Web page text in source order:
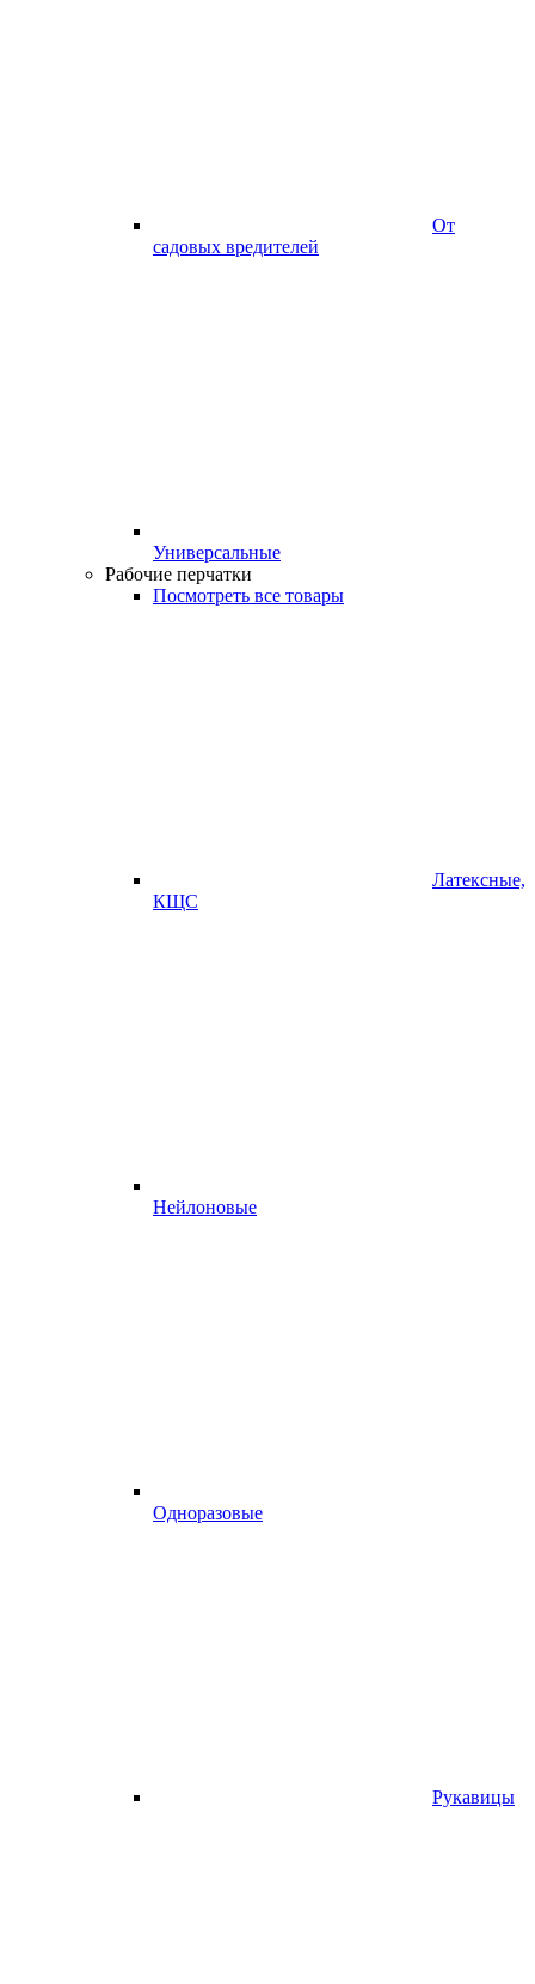
От
садовых вредителей
Универсальные
Рабочие перчатки
Посмотреть все товары
Латексные,
КЩС
Нейлоновые
Одноразовые
Рукавицы